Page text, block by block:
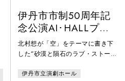
伊丹市市制50周年記
念公演AI･HALLプロ
デュースvol.1『砂と
星のあいだに』
北村想が「空」をテーマに書き下
した“砂漠と隕石のラブ・ストーリ
連続公演‼
伊丹市立演劇ホール